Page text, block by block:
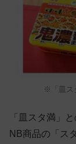
※「皿ス
「皿スタ満」
NB商品の「ス